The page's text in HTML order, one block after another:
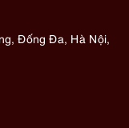
Đống Đa, Hà Nội,